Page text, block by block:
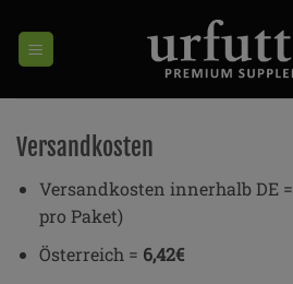
Inhalt
springen
Versandkosten
Versandkosten innerhalb DE =
pro Paket)
Österreich = 6,42€